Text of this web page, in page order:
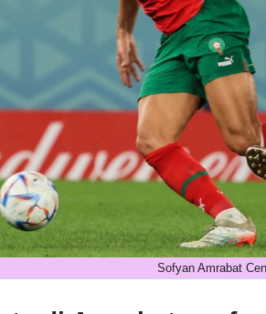
Sofyan Amrabat